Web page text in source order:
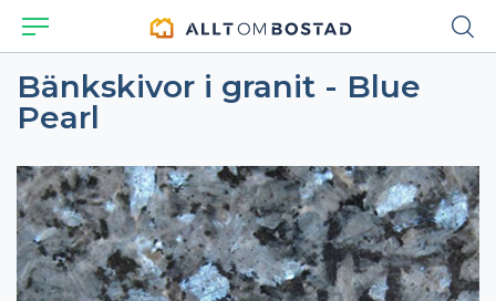
Bänkskivor i granit - Blue
Pearl